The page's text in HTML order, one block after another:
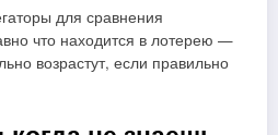
для сравнения
что находится в лотерею —
возрастут, если правильно